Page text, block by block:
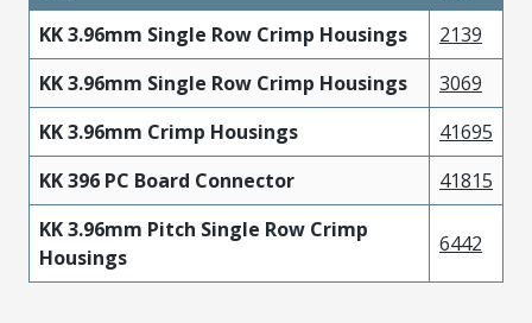
KK 3.96mm Single Row Crimp Housings
2139
KK 3.96mm Single Row Crimp Housings
3069
KK 3.96mm Crimp Housings
41695
KK 396 PC Board Connector
41815
KK 3.96mm Pitch Single Row Crimp
Housings
6442